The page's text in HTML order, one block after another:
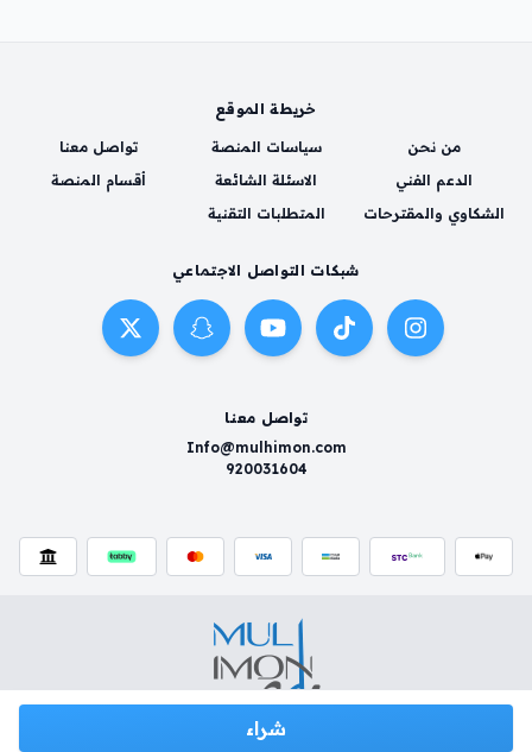
شراء
خريطة الموقع
من نحن سياسات المنصة
تواصل معنا
الدعم الفني
الاسئلة الشائعة
أقسام المنصة
الشكاوي والمقترحات
المتطلبات التقنية
شبكات التواصل الاجتماعي
تواصل معنا
Info@mulhimon.com
920031604